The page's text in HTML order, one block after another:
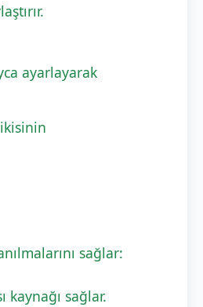
ayarlayarak
sağlar:
kaynağı sağlar.